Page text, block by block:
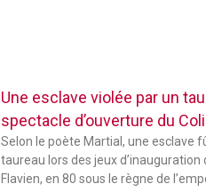
Une esclave violée par un
spectacle d’ouverture du
Selon le poète Martial, une esclave
taureau lors des jeux d’inauguration
Flavien, en 80 sous le règne de